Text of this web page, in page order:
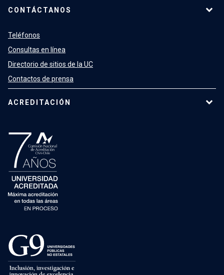
CONTÁCTANOS
Teléfonos
Consultas en línea
Directorio de sitios de la UC
Contactos de prensa
ACREDITACIÓN